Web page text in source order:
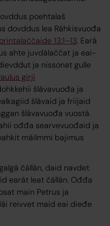
poehtalaš
dovddus lea Ráhkisvuođa
13:1–13. Eará
ahte juvdálaččat ja eai-
ja nissonat gulle
girji
šlávavuođa ja
šlávaid ja friijaid
šlávavuođa vuostá.
ođđa searvevuođaid ja
máilmmi bajimus
čállán, daid navdet
earát leat čállán. Ođđa
main Petrus ja
reivvet maid eai dieđe